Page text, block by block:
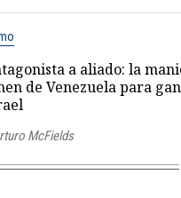
a aliado: la
de Venezuela para
McFields